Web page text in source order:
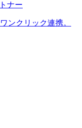
ナー
ンクリック連携。